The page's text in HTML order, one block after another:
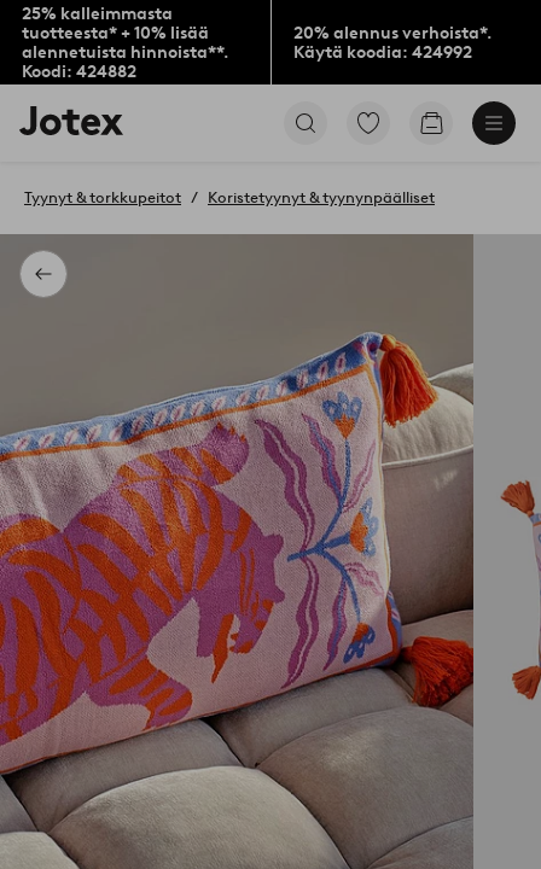
25% kalleimmasta
tuotteesta* + 10% lisää
alennetuista hinnoista**.
Koodi: 424882
20% alennus verhoista*.
Käytä koodia: 424992
Jotex-
logo
aloitussivulle
Siirry
Siirry
Takaisin
Tyynyt & torkkupeitot Koristetyynyt & tyynynpäälliset